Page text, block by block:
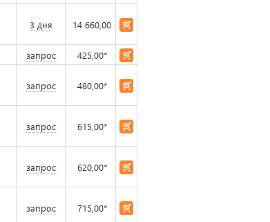
3 дня 14 660,00
запрос 425,00*
запрос 480,00*
запрос 615,00*
запрос 620,00*
запрос 715,00*